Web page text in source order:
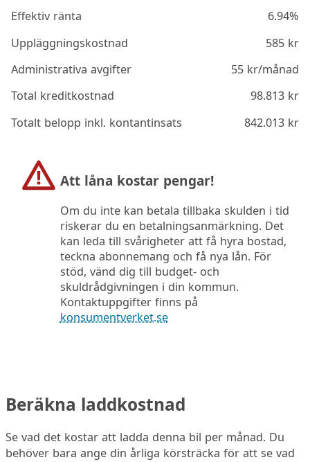
Effektiv ränta
6.94%
Uppläggningskostnad
585kr
Administrativa avgifter
55kr/månad
Total kreditkostnad
98.813kr
Totalt belopp inkl. kontantinsats
842.013kr
Att låna kostar pengar!
Om du inte kan betala tillbaka skulden i tid
riskerar du en betalningsanmärkning. Det
kan leda till svårigheter att få hyra bostad,
teckna abonnemang och få nya lån. För
stöd, vänd dig till budget- och
skuldrådgivningen i din kommun.
Kontaktuppgifter finns på
konsumentverket.se
Beräkna laddkostnad
Se vad det kostar att ladda denna bil per månad. Du
behöver bara ange din årliga körsträcka för att se vad